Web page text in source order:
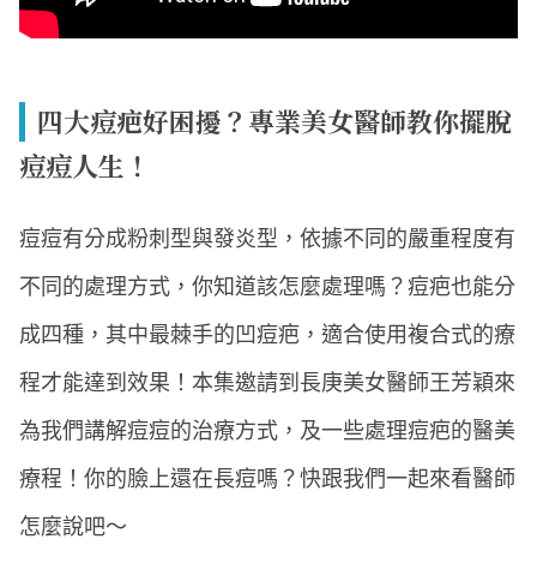
四大痘疤好困擾？專業美女醫師教你擺脫
痘痘人生！
痘痘有分成粉刺型與發炎型，依據不同的嚴重程度有
不同的處理方式，你知道該怎麼處理嗎？痘疤也能分
成四種，其中最棘手的凹痘疤，適合使用複合式的療
程才能達到效果！本集邀請到長庚美女醫師王芳穎來
為我們講解痘痘的治療方式，及一些處理痘疤的醫美
療程！你的臉上還在長痘嗎？快跟我們一起來看醫師
怎麼說吧～